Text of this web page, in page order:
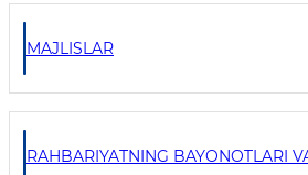
MAJLISLAR
RAHBARIYATNING BAYONOTLARI